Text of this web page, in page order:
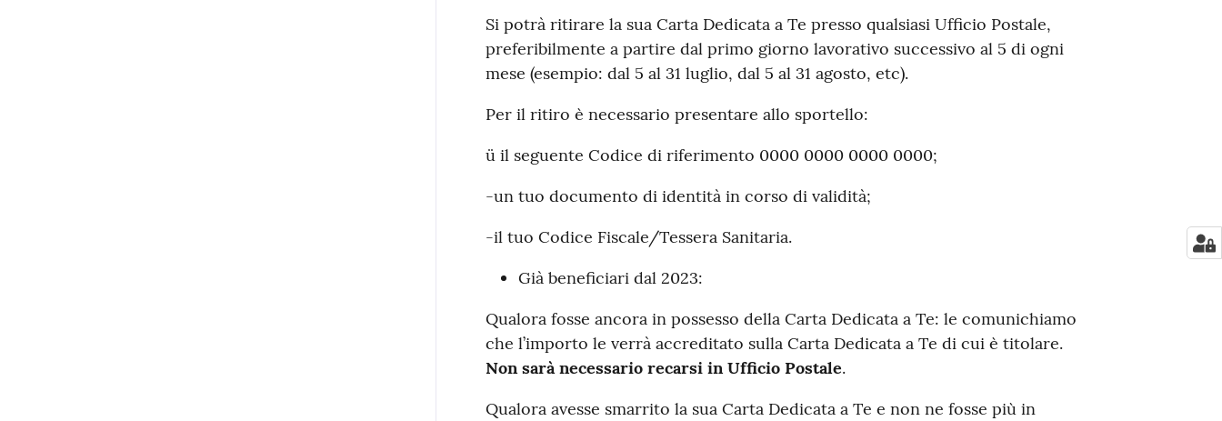
Si potrà ritirare la sua Carta Dedicata a Te presso qualsiasi Ufficio Postale,
preferibilmente a partire dal primo giorno lavorativo successivo al 5 di ogni
mese (esempio: dal 5 al 31 luglio, dal 5 al 31 agosto, etc).
Per il ritiro è necessario presentare allo sportello:
ü il seguente Codice di riferimento 0000 0000 0000 0000;
-un tuo documento di identità in corso di validità;
-il tuo Codice Fiscale/Tessera Sanitaria.
Già beneficiari dal 2023:
Qualora fosse ancora in possesso della Carta Dedicata a Te: le comunichiamo
che l’importo le verrà accreditato sulla Carta Dedicata a Te di cui è titolare.
Non sarà necessario recarsi in Ufficio Postale.
Qualora avesse smarrito la sua Carta Dedicata a Te e non ne fosse più in